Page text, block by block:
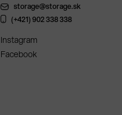
storage@storage.sk
(+421) 902 338 338
Instagram
Facebook